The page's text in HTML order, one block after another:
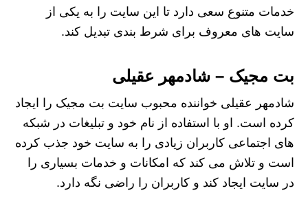
خدمات متنوع سعی دارد تا این سایت را به یکی از
سایت های معروف برای شرط‌ بندی تبدیل کند.
بت مجیک – شادمهر عقیلی
شادمهر عقیلی خواننده محبوب سایت بت مجیک را ایجاد
کرده است. او با استفاده از نام خود و تبلیغات در شبکه‌
های اجتماعی کاربران زیادی را به سایت خود جذب کرده
است و تلاش می کند که امکانات و خدمات بسیاری را
در سایت ایجاد کند و کاربران را راضی نگه دارد.